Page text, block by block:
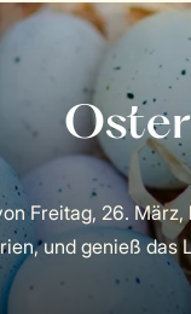
Freitag, 26.
und genieß das